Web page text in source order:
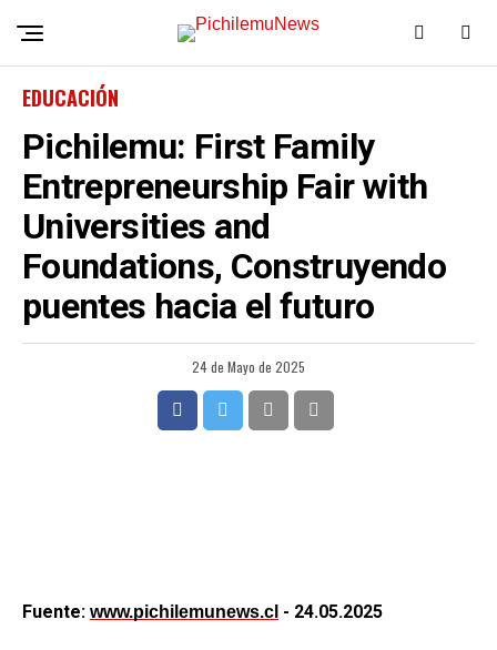
EDUCACIÓN
Pichilemu: First Family
Entrepreneurship Fair with
Universities and
Foundations, Construyendo
puentes hacia el futuro
24 de Mayo de 2025
Fuente: www.pichilemunews.cl - 24.05.2025